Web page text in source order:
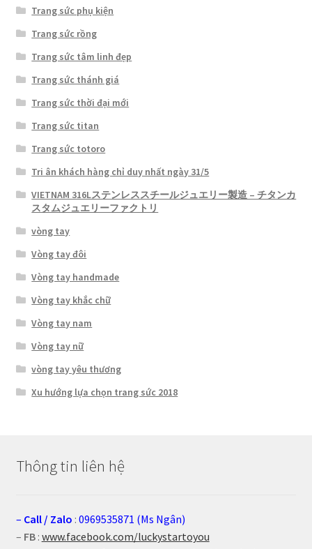
Trang sức phụ kiện
Trang sức rồng
Trang sức tâm linh đẹp
Trang sức thánh giá
Trang sức thời đại mới
Trang sức titan
Trang sức totoro
Tri ân khách hàng chỉ duy nhất ngày 31/5
VIETNAM 316Lステンレススチールジュエリー製造 – チタンカ
スタムジュエリーファクトリ
vòng tay
Vòng tay đôi
Vòng tay handmade
Vòng tay khắc chữ
Vòng tay nam
Vòng tay nữ
vòng tay yêu thương
Xu hướng lựa chọn trang sức 2018
Thông tin liên hệ
– Call / Zalo : 0969535871 (Ms Ngân)
– FB: www.facebook.com/luckystartoyou